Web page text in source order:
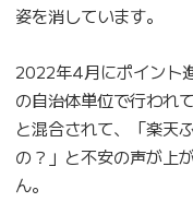
姿を消しています。
2022年4月にポイント
の自治体単位で行われ
と混合されて、「楽天
の？」と不安の声が上
ん。